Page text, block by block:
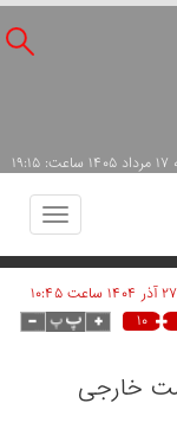
Toggle
۱۰
خارجی